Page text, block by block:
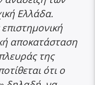
Ελλάδα.
αποκατάσταση
της
ότι ο